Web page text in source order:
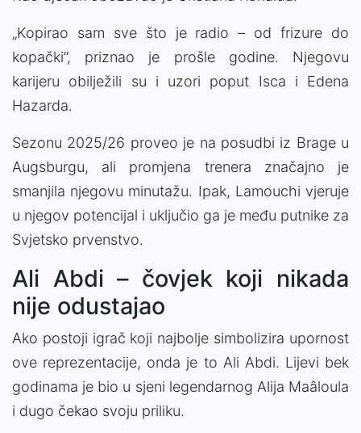
„Kopirao sam sve što je radio – od frizure do
kopački“, priznao je prošle godine. Njegovu
karijeru obilježili su i uzori poput Isca i Edena
Hazarda.
Sezonu 2025/26 proveo je na posudbi iz Brage u
Augsburgu, ali promjena trenera značajno je
smanjila njegovu minutažu. Ipak, Lamouchi vjeruje
u njegov potencijal i uključio ga je među putnike za
Svjetsko prvenstvo.
Ali Abdi – čovjek koji nikada
nije odustajao
Ako postoji igrač koji najbolje simbolizira upornost
ove reprezentacije, onda je to Ali Abdi. Lijevi bek
godinama je bio u sjeni legendarnog Alija Maâloula
i dugo čekao svoju priliku.